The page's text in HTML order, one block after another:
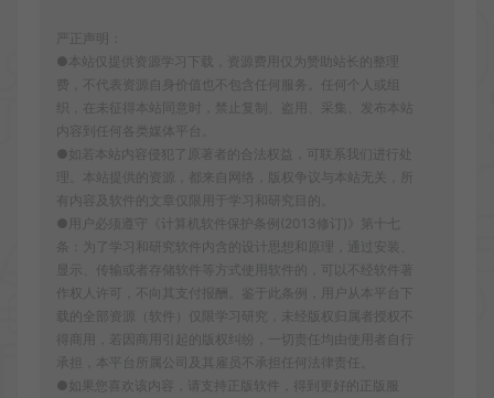
严正声明：
●本站仅提供资源学习下载，资源费用仅为赞助站长的整理
费，不代表资源自身价值也不包含任何服务。任何个人或组
织，在未征得本站同意时，禁止复制、盗用、采集、发布本站
内容到任何各类媒体平台。
●如若本站内容侵犯了原著者的合法权益，可联系我们进行处
理。本站提供的资源，都来自网络，版权争议与本站无关，所
有内容及软件的文章仅限用于学习和研究目的。
●用户必须遵守《计算机软件保护条例(2013修订)》第十七
条：为了学习和研究软件内含的设计思想和原理，通过安装、
显示、传输或者存储软件等方式使用软件的，可以不经软件著
作权人许可，不向其支付报酬。鉴于此条例，用户从本平台下
载的全部资源（软件）仅限学习研究，未经版权归属者授权不
得商用，若因商用引起的版权纠纷，一切责任均由使用者自行
承担，本平台所属公司及其雇员不承担任何法律责任。
●如果您喜欢该内容，请支持正版软件，得到更好的正版服